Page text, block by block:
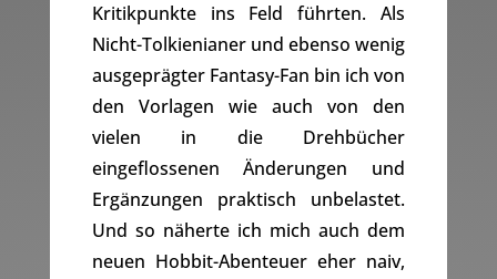
Kritikpunkte ins Feld führten. Als
Nicht-Tolkienianer und ebenso wenig
ausgeprägter Fantasy-Fan bin ich von
den Vorlagen wie auch von den
vielen in die Drehbücher
eingeflossenen Änderungen und
Ergänzungen praktisch unbelastet.
Und so näherte ich mich auch dem
neuen Hobbit-Abenteuer eher naiv,